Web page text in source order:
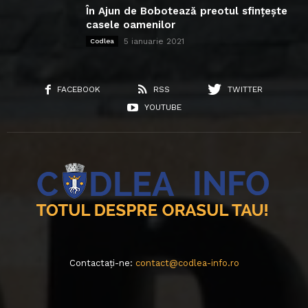
În Ajun de Bobotează preotul sfințește
casele oamenilor
Codlea 5 ianuarie 2021
FACEBOOK RSS
TWITTER
YOUTUBE
Contactați-ne: contact@codlea-info.ro